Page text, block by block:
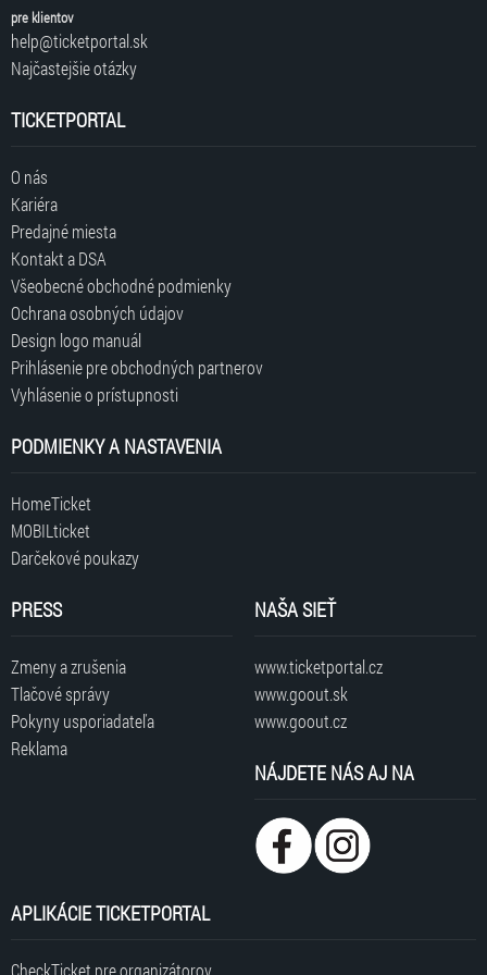
pre klientov
help@ticketportal.sk
Najčastejšie otázky
TICKETPORTAL
O nás
Kariéra
Predajné miesta
Kontakt a DSA
Všeobecné obchodné podmienky
Ochrana osobných údajov
Design logo manuál
Prihlásenie pre obchodných partnerov
Vyhlásenie o prístupnosti
PODMIENKY A NASTAVENIA
HomeTicket
MOBILticket
Darčekové poukazy
PRESS
Zmeny a zrušenia
Tlačové správy
Pokyny usporiadateľa
Reklama
NAŠA SIEŤ
www.ticketportal.cz
www.goout.sk
www.goout.cz
NÁJDETE NÁS AJ NA
APLIKÁCIE TICKETPORTAL